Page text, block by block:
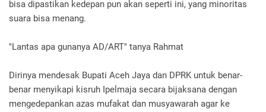
bisa dipastikan kedepan pun akan seperti ini, yang minoritas
suara bisa menang.
"Lantas apa gunanya AD/ART" tanya Rahmat
Dirinya mendesak Bupati Aceh Jaya dan DPRK untuk benar-
benar menyikapi kisruh Ipelmaja secara bijaksana dengan
mengedepankan azas mufakat dan musyawarah agar ke